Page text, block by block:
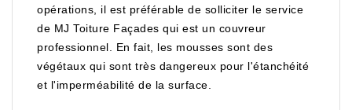
opérations, il est préférable de solliciter le service
de MJ Toiture Façades qui est un couvreur
professionnel. En fait, les mousses sont des
végétaux qui sont très dangereux pour l'étanchéité
et l'imperméabilité de la surface.